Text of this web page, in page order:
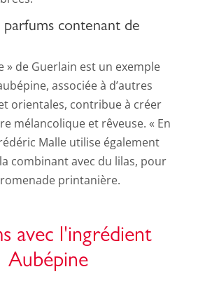
parfums contenant de
» de Guerlain est un exemple
associée à d’autres
orientales, contribue à créer
mélancolique et rêveuse. « En
Malle utilise également
combinant avec du lilas, pour
printanière.
avec l'ingrédient
Aubépine